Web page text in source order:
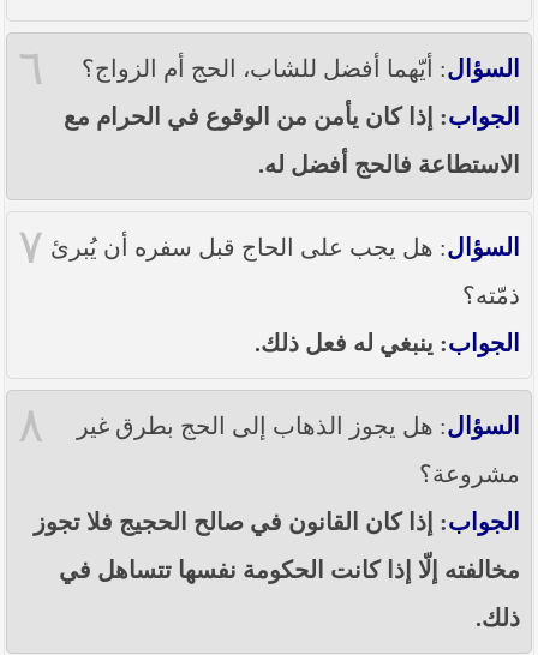
٦ السؤال: أيّهما أفضل للشاب، الحج أم الزواج؟
الجواب: إذا كان يأمن من الوقوع في الحرام مع
الاستطاعة فالحج أفضل له.
٧ السؤال: هل يجب على الحاج قبل سفره أن يُبرئ
ذمّته؟
الجواب: ينبغي له فعل ذلك.
٨ السؤال: هل يجوز الذهاب إلى الحج بطرق غير
مشروعة؟
الجواب: إذا كان القانون في صالح الحجيج فلا تجوز
مخالفته إلّا إذا كانت الحكومة نفسها تتساهل في
ذلك.